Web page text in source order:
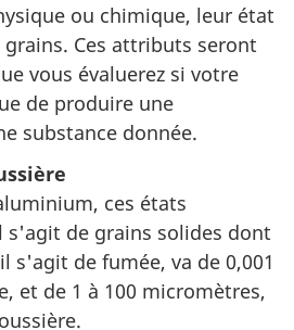
ou chimique, leur état
Ces attributs seront
vous évaluerez si votre
de produire une
substance donnée.
ces états
de grains solides dont
s'agit de fumée, va de 0,001
et de 1 à 100 micromètres,